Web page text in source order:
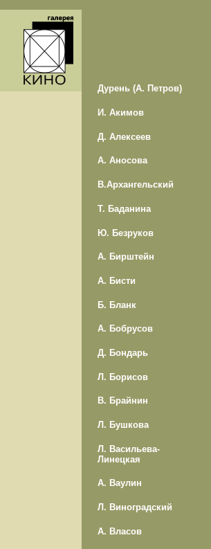
Дурень (А. Петров)
И. Акимов
Д. Алексеев
А. Аносова
В.Архангельский
Т. Баданина
Ю. Безруков
А. Бирштейн
А. Бисти
Б. Бланк
А. Бобрусов
Д. Бондарь
Л. Борисов
В. Брайнин
Л. Бушкова
Л. Васильева-
Линецкая
А. Ваулин
Л. Виноградский
А. Власов